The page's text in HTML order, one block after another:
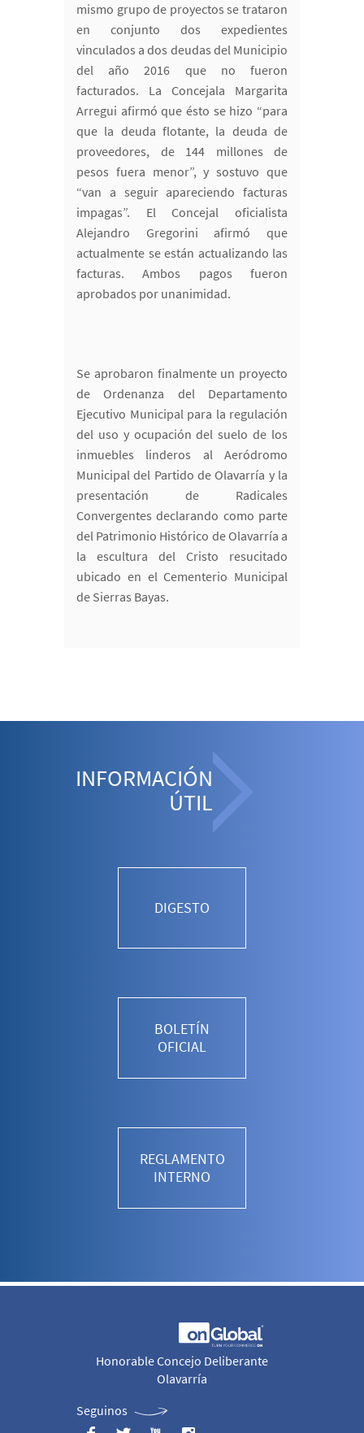
mismo grupo de proyectos se trataron
en conjunto dos expedientes
vinculados a dos deudas del Municipio
del año 2016 que no fueron
facturados. La Concejala Margarita
Arregui afirmó que ésto se hizo “para
que la deuda flotante, la deuda de
proveedores, de 144 millones de
pesos fuera menor”, y sostuvo que
“van a seguir apareciendo facturas
impagas”. El Concejal oficialista
Alejandro Gregorini afirmó que
actualmente se están actualizando las
facturas. Ambos pagos fueron
aprobados por unanimidad.
Se aprobaron finalmente un proyecto
de Ordenanza del Departamento
Ejecutivo Municipal para la regulación
del uso y ocupación del suelo de los
inmuebles linderos al Aeródromo
Municipal del Partido de Olavarría y la
presentación de Radicales
Convergentes declarando como parte
del Patrimonio Histórico de Olavarría a
la escultura del Cristo resucitado
ubicado en el Cementerio Municipal
de Sierras Bayas.
INFORMACIÓN
ÚTIL
DIGESTO
BOLETÍN
OFICIAL
REGLAMENTO
INTERNO
Honorable Concejo Deliberante
Olavarría
Seguinos